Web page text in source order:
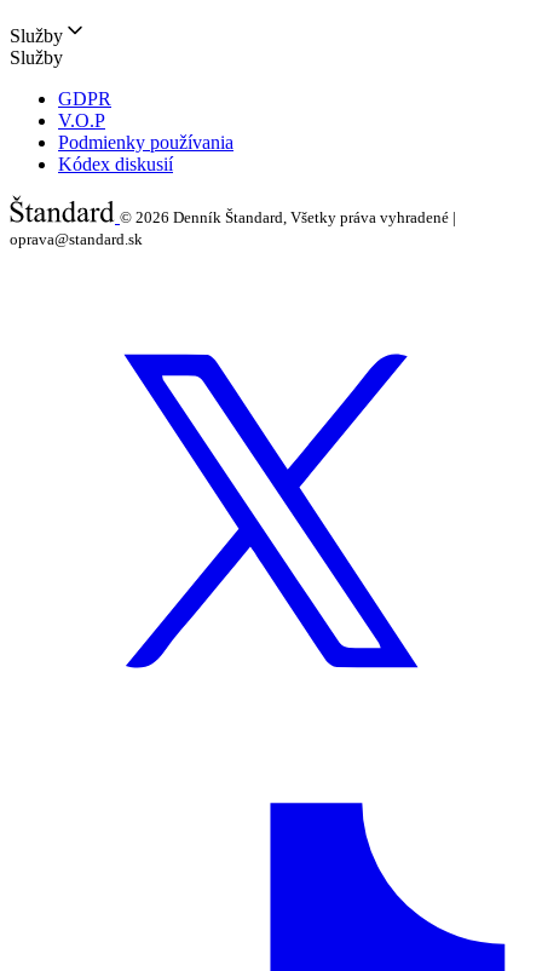
Služby
Služby
GDPR
V.O.P
Podmienky používania
Kódex diskusií
© 2026 Denník Štandard, Všetky práva vyhradené |
oprava@standard.sk